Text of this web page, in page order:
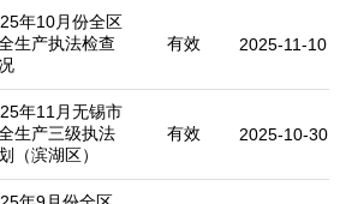
年10月份全区
生产执法检查
有效 2025-11-10
年11月无锡市
生产三级执法
（滨湖区）
有效 2025-10-30